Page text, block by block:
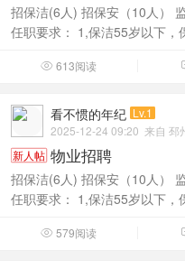
招保洁(6人) 招保安（10人）
任职要求： 1,保洁55岁以下，
 613阅读
看不惯的年纪 Lv.1
2025-12-24 09:20 来自 邳
新人帖 物业招聘
招保洁(6人) 招保安（10人）
任职要求： 1,保洁55岁以下，
 579阅读